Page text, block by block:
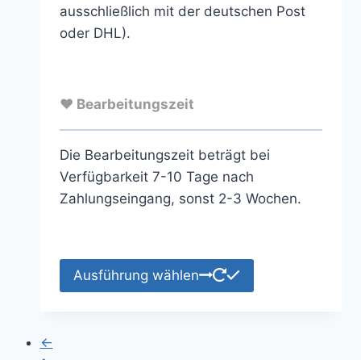
ausschließlich mit der deutschen Post
oder DHL).
♥ Bearbeitungszeit
Die Bearbeitungszeit beträgt bei
Verfügbarkeit 7-10 Tage nach
Zahlungseingang, sonst 2-3 Wochen.
Ausführung wählen
←